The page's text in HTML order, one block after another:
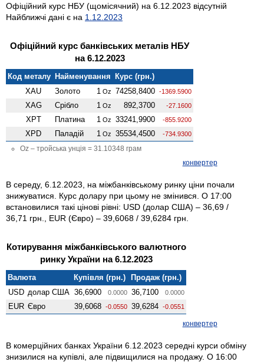
Офіційний курс НБУ (щомісячний) на 6.12.2023 відсутній
Найближчі дані є на 1.12.2023
Офіційний курс банківських металів НБУ
на 6.12.2023
Код металу Найменування
Курс (грн.)
XAU
Золото 1 Oz 74258,8400 -1369.5900
XAG Срібло 1 Oz 892,3700 -27.1600
XPT Платина 1 Oz 33241,9900 -855.9200
XPD Паладій 1 Oz 35534,4500 -734.9300
Oz – тройська унція = 31.10348 грам
конвертер
В середу, 6.12.2023, на міжбанківському ринку ціни почали
знижуватися. Курс долару при цьому не змінився. О 17:00
встановилися такі цінові рівні: USD (долар США) – 36,69 /
36,71 грн., EUR (Євро) – 39,6068 / 39,6284 грн.
Котирування міжбанківського валютного
ринку України на 6.12.2023
Валюта Купівля (грн.)
Продаж (грн.)
USD долар США 36,6900 0.0000 36,7100 0.0000
EUR Євро 39,6068 -0.0550 39,6284 -0.0551
конвертер
В комерційних банках України 6.12.2023 середні курси обміну
знизилися на купівлі, але підвищилися на продажу. О 16:00